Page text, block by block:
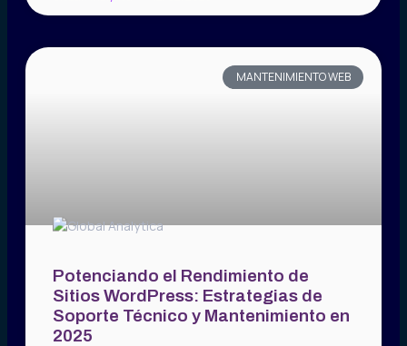
MANTENIMIENTO WEB
Potenciando el Rendimiento de
Sitios WordPress: Estrategias de
Soporte Técnico y Mantenimiento en
2025